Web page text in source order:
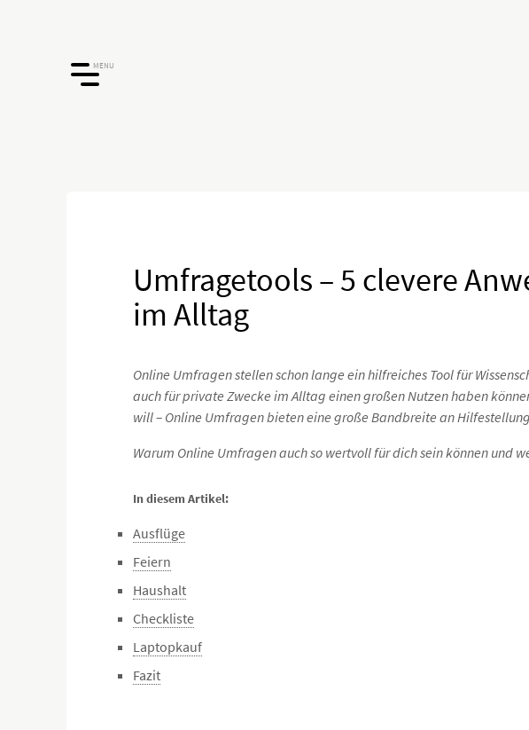
MENU
Umfragetools – 5 clevere
im Alltag
Online Umfragen stellen schon lange ein hilfreiches Tool für
auch für private Zwecke im Alltag einen großen Nutzen haben
will – Online Umfragen bieten eine große Bandbreite an
Warum Online Umfragen auch so wertvoll für dich sein können und
In diesem Artikel:
Ausflüge
Feiern
Haushalt
Checkliste
Laptopkauf
Fazit